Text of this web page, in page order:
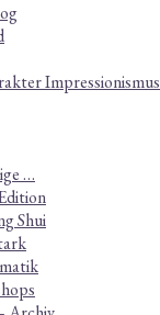
Impressionismus
…
Shui